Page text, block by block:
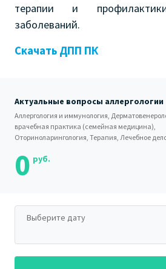
терапии и
заболеваний.
Скачать ДПП ПК
Актуальные вопросы аллергологии
Аллергология и иммунология,
врачебная практика (семейная медицина),
Оториноларингология, Терапия, Лечебное
0 руб.
Выберите дату